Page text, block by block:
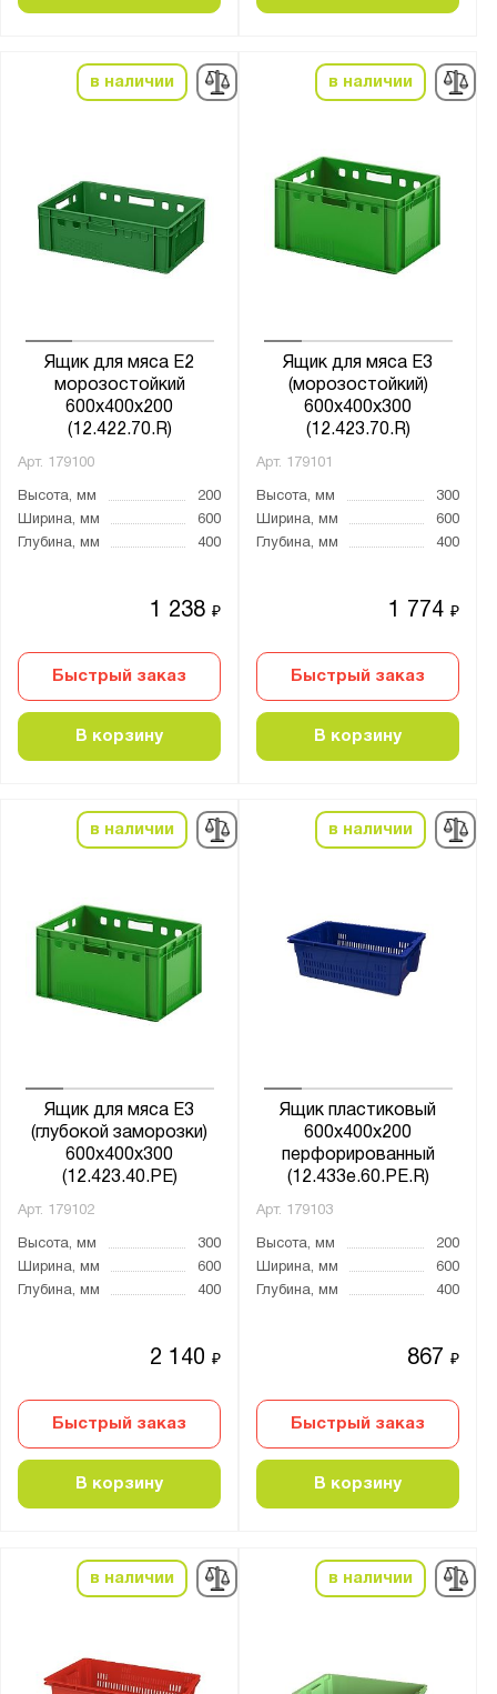
в наличии
Ящик для мяса Е2
морозостойкий
600х400х200
(12.422.70.R)
Арт. 179100
Высота, мм
200
Ширина, мм
600
Глубина, мм
400
1 238₽
Быстрый заказ
В корзину
в наличии
Ящик для мяса Е3
(морозостойкий)
600х400х300
(12.423.70.R)
Арт. 179101
Высота, мм
300
Ширина, мм
600
Глубина, мм
400
1 774₽
Быстрый заказ
В корзину
в наличии
Ящик для мяса Е3
(глубокой заморозки)
600х400х300
(12.423.40.PE)
Арт. 179102
Высота, мм
300
Ширина, мм
600
Глубина, мм
400
2 140₽
Быстрый заказ
В корзину
в наличии
Ящик пластиковый
600х400х200
перфорированный
(12.433e.60.PE.R)
Арт. 179103
Высота, мм
200
Ширина, мм
600
Глубина, мм
400
867₽
Быстрый заказ
В корзину
в наличии в наличии